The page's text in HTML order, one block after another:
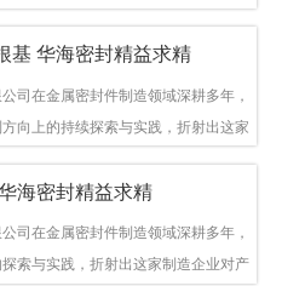
，在石油机械、管道法兰、采油树、
基 华海密封精益求精
司在金属密封件制造领域深耕多年，
向上的持续探索与实践，折射出这家
械、管道法兰、采油树、井口装置等
技术内涵及企业工艺积累等角度，呈
实探索与稳步发展。
海密封精益求精
司在金属密封件制造领域深耕多年，
索与实践，折射出这家制造企业对产